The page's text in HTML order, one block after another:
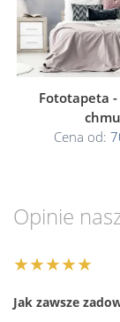
Fototapeta
Cena od:
Opinie
★★★★★
Jak zawsze